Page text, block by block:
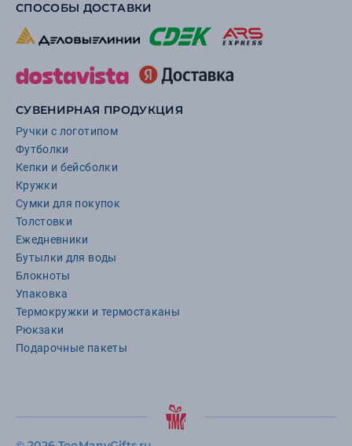
СПОСОБЫ ДОСТАВКИ
СУВЕНИРНАЯ ПРОДУКЦИЯ
Ручки с логотипом
Футболки
Кепки и бейсболки
Кружки
Сумки для покупок
Толстовки
Ежедневники
Бутылки для воды
Блокноты
Упаковка
Термокружки и термостаканы
Рюкзаки
Подарочные пакеты